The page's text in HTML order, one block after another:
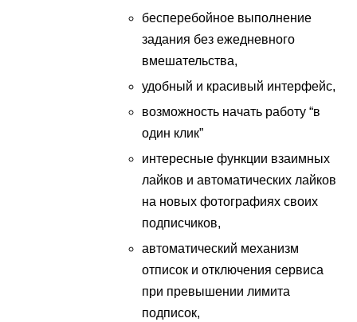
бесперебойное выполнение
задания без ежедневного
вмешательства,
удобный и красивый интерфейс,
возможность начать работу “в
один клик”
интересные функции взаимных
лайков и автоматических лайков
на новых фотографиях своих
подписчиков,
автоматический механизм
отписок и отключения сервиса
при превышении лимита
подписок,